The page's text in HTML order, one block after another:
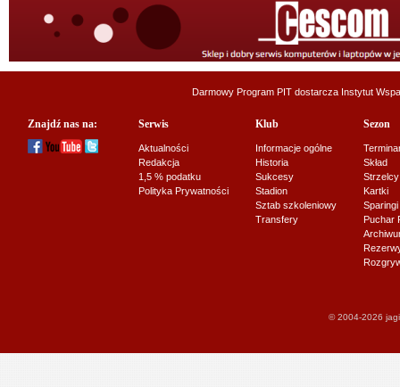
Darmowy Program PIT dostarcza Instytut
Znajdź nas na: Serwis
Aktualności
Redakcja
1,5 % podatku
Polityka Prywatności
Klub
Informacje ogólne
Historia
Sukcesy
Stadion
Sztab szkoleniowy
Transfery
Sezon
Skład
Strzelcy
Kartki
Sparingi
Puchar
© 2004-2026